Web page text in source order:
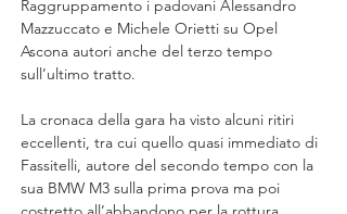
Raggruppamento i padovani Alessandro
Mazzuccato e Michele Orietti su Opel
Ascona autori anche del terzo tempo
sull’ultimo tratto.
La cronaca della gara ha visto alcuni ritiri
eccellenti, tra cui quello quasi immediato di
Fassitelli, autore del secondo tempo con la
sua BMW M3 sulla prima prova ma poi